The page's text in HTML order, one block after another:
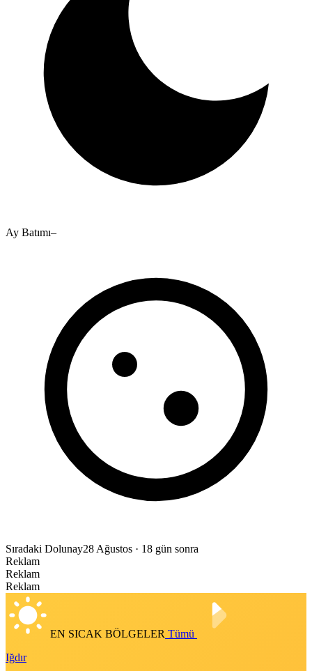
Ay Batımı–
Sıradaki Dolunay28 Ağustos · 18 gün sonra
Reklam
Reklam
Reklam
EN SICAK BÖLGELER Tümü
Iğdır